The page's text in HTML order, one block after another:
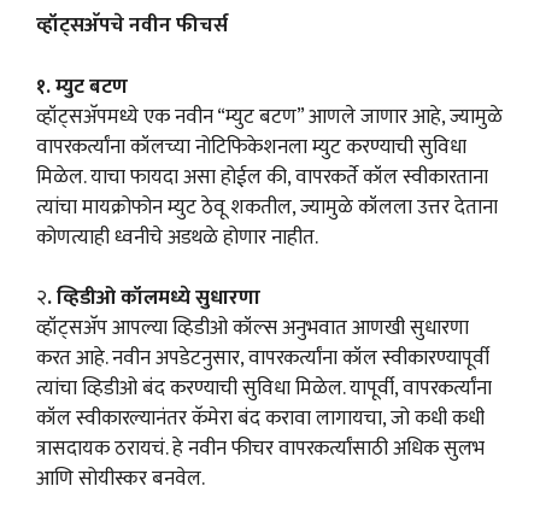
व्हॉट्सअ‍ॅपचे नवीन फीचर्स
१. म्युट बटण
व्हॉट्सअ‍ॅपमध्ये एक नवीन “म्युट बटण” आणले जाणार आहे, ज्यामुळे
वापरकर्त्यांना कॉलच्या नोटिफिकेशनला म्युट करण्याची सुविधा
मिळेल. याचा फायदा असा होईल की, वापरकर्ते कॉल स्वीकारताना
त्यांचा मायक्रोफोन म्युट ठेवू शकतील, ज्यामुळे कॉलला उत्तर देताना
कोणत्याही ध्वनीचे अडथळे होणार नाहीत.
२. व्हिडीओ कॉलमध्ये सुधारणा
व्हॉट्सअ‍ॅप आपल्या व्हिडीओ कॉल्स अनुभवात आणखी सुधारणा
करत आहे. नवीन अपडेटनुसार, वापरकर्त्यांना कॉल स्वीकारण्यापूर्वी
त्यांचा व्हिडीओ बंद करण्याची सुविधा मिळेल. यापूर्वी, वापरकर्त्यांना
कॉल स्वीकारल्यानंतर कॅमेरा बंद करावा लागायचा, जो कधी कधी
त्रासदायक ठरायचं. हे नवीन फीचर वापरकर्त्यांसाठी अधिक सुलभ
आणि सोयीस्कर बनवेल.